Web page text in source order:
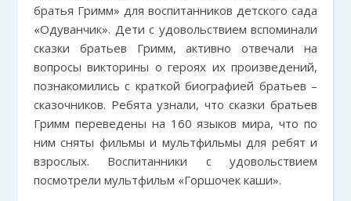
братья Гримм» для воспитанников детского сада
«Одуванчик». Дети с удовольствием вспоминали
сказки братьев Гримм, активно отвечали на
вопросы викторины о героях их произведений,
познакомились с краткой биографией братьев –
сказочников. Ребята узнали, что сказки братьев
Гримм переведены на 160 языков мира, что по
ним сняты фильмы и мультфильмы для ребят и
взрослых. Воспитанники с удовольствием
посмотрели мультфильм «Горшочек каши».